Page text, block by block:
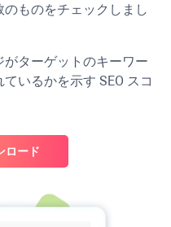
ものをチェックしまし
ターゲットのキーワー
いるかを示す SEO スコ
ロード